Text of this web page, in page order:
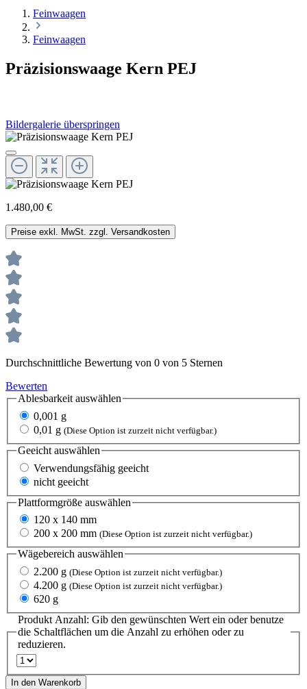
Feinwaagen
Feinwaagen
Präzisionswaage Kern PEJ
Bildergalerie überspringen
1.480,00 €
Preise exkl. MwSt. zzgl. Versandkosten
Durchschnittliche Bewertung von 0 von 5 Sternen
Bewerten
Ablesbarkeitauswählen
0,001 g
0,01 g (Diese Option ist zurzeit nicht verfügbar.)
Geeicht auswählen
Verwendungsfähig geeicht
nicht geeicht
Plattformgröße auswählen
120 x 140 mm
200 x 200 mm (Diese Option ist zurzeit nicht verfügbar.)
Wägebereich auswählen
2.200 g (Diese Option ist zurzeit nicht verfügbar.)
4.200 g (Diese Option ist zurzeit nicht verfügbar.)
620 g
Produkt Anzahl: Gib den gewünschten Wert ein oder benutze
die Schaltflächen um die Anzahl zu erhöhen oder zu
reduzieren.
In den Warenkorb